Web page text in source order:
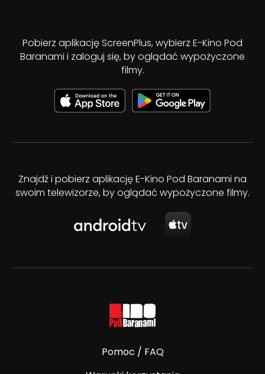
Pobierz aplikację ScreenPlus, wybierz E-Kino Pod
Baranami i zaloguj się, by oglądać wypożyczone
filmy.
Znajdź i pobierz aplikację E-Kino Pod Baranami na
swoim telewizorze, by oglądać wypożyczone filmy.
Pomoc / FAQ